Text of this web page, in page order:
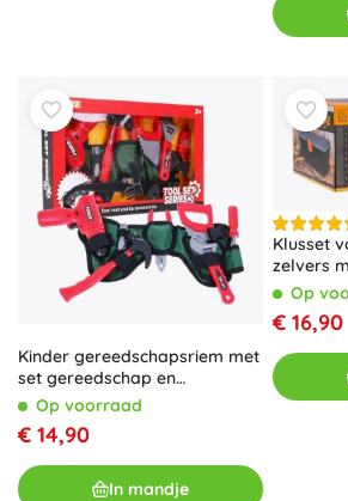
Kinder gereedschapsriem met
set gereedschap en
interactieve boormachine,
verstelbaar, 3+
Op voorraad
€ 14,90
In mandje
Klusset
zelvers
delig
Op
€ 16,90